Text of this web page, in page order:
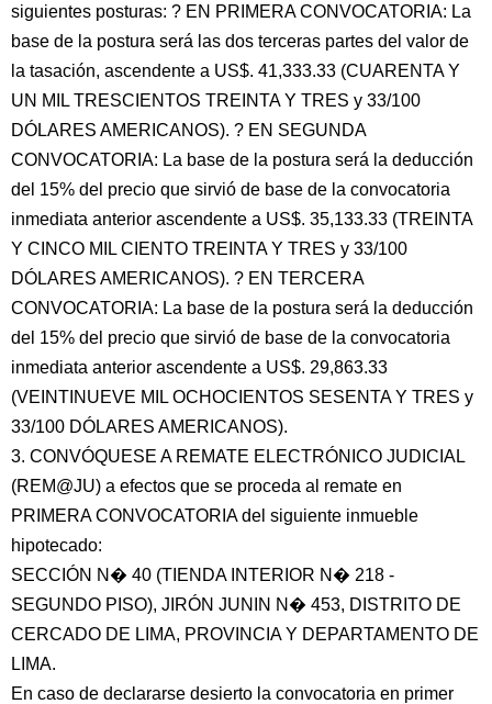
siguientes posturas: ? EN PRIMERA CONVOCATORIA: La
base de la postura será las dos terceras partes del valor de
la tasación, ascendente a US$. 41,333.33 (CUARENTA Y
UN MIL TRESCIENTOS TREINTA Y TRES y 33/100
DÓLARES AMERICANOS). ? EN SEGUNDA
CONVOCATORIA: La base de la postura será la deducción
del 15% del precio que sirvió de base de la convocatoria
inmediata anterior ascendente a US$. 35,133.33 (TREINTA
Y CINCO MIL CIENTO TREINTA Y TRES y 33/100
DÓLARES AMERICANOS). ? EN TERCERA
CONVOCATORIA: La base de la postura será la deducción
del 15% del precio que sirvió de base de la convocatoria
inmediata anterior ascendente a US$. 29,863.33
(VEINTINUEVE MIL OCHOCIENTOS SESENTA Y TRES y
33/100 DÓLARES AMERICANOS).
3. CONVÓQUESE A REMATE ELECTRÓNICO JUDICIAL
(REM@JU) a efectos que se proceda al remate en
PRIMERA CONVOCATORIA del siguiente inmueble
hipotecado:
SECCIÓN N� 40 (TIENDA INTERIOR N� 218 -
SEGUNDO PISO), JIRÓN JUNIN N� 453, DISTRITO DE
CERCADO DE LIMA, PROVINCIA Y DEPARTAMENTO DE
LIMA.
En caso de declararse desierto la convocatoria en primer